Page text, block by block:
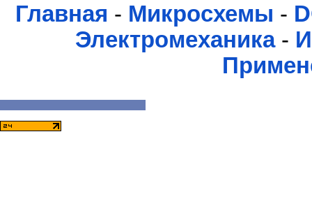
Главная - Микросхемы -
Электромеханика-